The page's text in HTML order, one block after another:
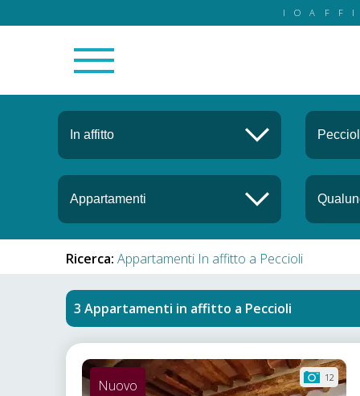
Ricerca: Appartamenti In affitto a Peccioli
Appartamenti in affitto a Peccioli
12
Nuovo